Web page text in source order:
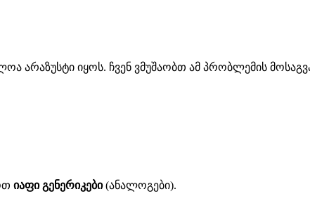
არაზუსტი იყოს. ჩვენ ვმუშაობთ ამ პრობლემის
იაფი გენერიკები(ანალოგები).